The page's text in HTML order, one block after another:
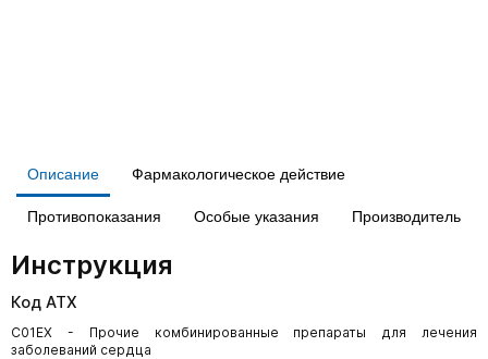
Описание Фармакологическое действие
Противопоказания Особые указания Производитель
Инструкция
Код АТХ
C01EX - Прочие комбинированные препараты для лечения
заболеваний сердца